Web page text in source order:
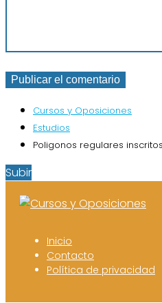
Cursos y Oposiciones
Estudios
Poligonos regulares
Subir
Inicio
Contacto
Política de privacidad